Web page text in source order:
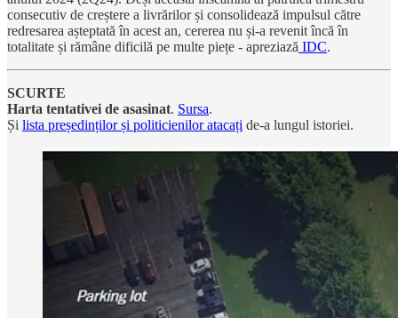
consecutiv de creștere a livrărilor și consolidează impulsul către
redresarea așteptată în acest an, cererea nu și-a revenit încă în
totalitate și rămâne dificilă pe multe piețe - apreziază IDC.
SCURTE
Harta tentativei de asasinat. Sursa.
Și lista președinților și politicienilor atacați de-a lungul istoriei.